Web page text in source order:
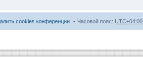
Часовой пояс: UTC+04:00
cookies конференции